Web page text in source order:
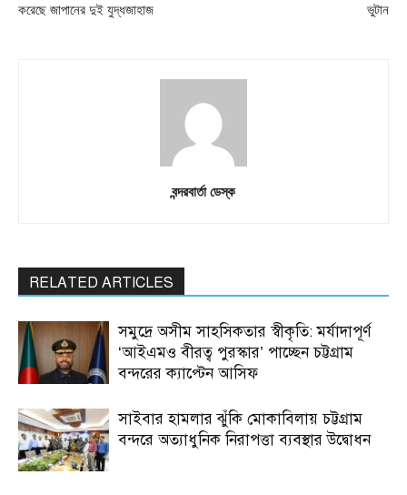
করেছে জাপানের দুই যুদ্ধজাহাজ
ভুটান
বন্দরবার্তা ডেস্ক
RELATED ARTICLES
সমুদ্রে অসীম সাহসিকতার স্বীকৃতি: মর্যাদাপূর্ণ
‘আইএমও বীরত্ব পুরস্কার’ পাচ্ছেন চট্টগ্রাম
বন্দরের ক্যাপ্টেন আসিফ
সাইবার হামলার ঝুঁকি মোকাবিলায় চট্টগ্রাম
বন্দরে অত্যাধুনিক নিরাপত্তা ব্যবস্থার উদ্বোধন